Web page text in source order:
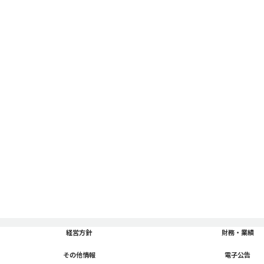
「経営方針」のページに移動
経営方針 「財務・業績」のページに移動
財務・業績
「その他情報」のページに移動
その他情報 「電子公告」のページに移動
電子公告